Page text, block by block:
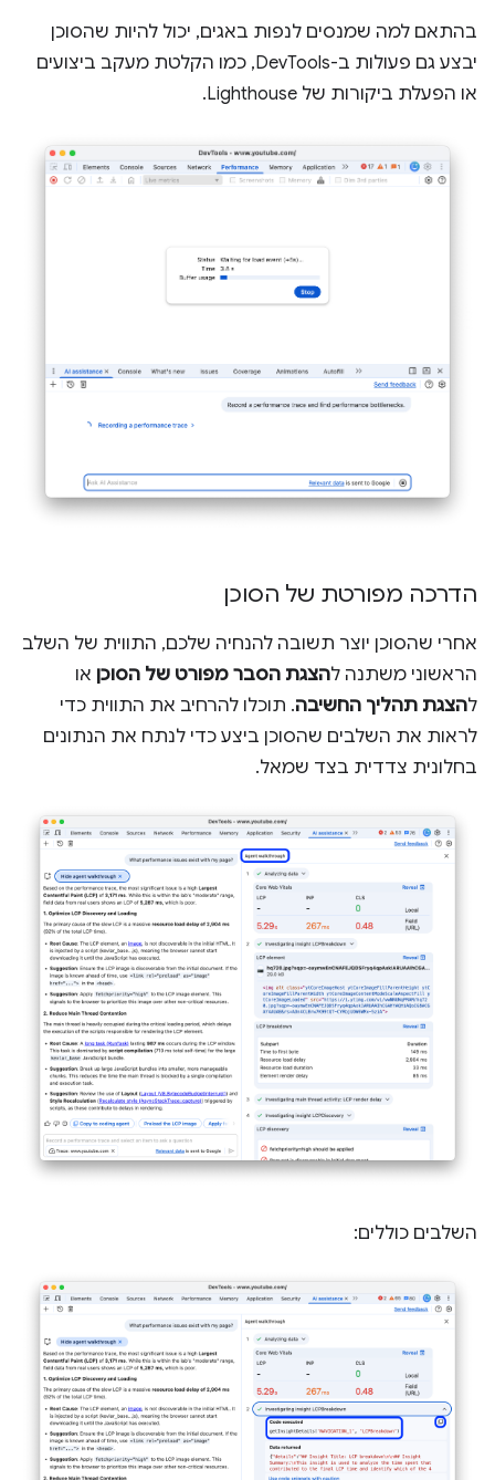
בהתאם למה שמנסים לנפות באגים, יכול להיות שהסוכן
יבצע גם פעולות ב-DevTools, כמו הקלטת מעקב ביצועים
או הפעלת ביקורות של Lighthouse.
הדרכה מפורטת של הסוכן
אחרי שהסוכן יוצר תשובה להנחיה שלכם, התווית של השלב
הראשוני משתנה להצגת הסבר מפורט של הסוכן או
להצגת תהליך החשיבה. תוכלו להרחיב את התווית כדי
לראות את השלבים שהסוכן ביצע כדי לנתח את הנתונים
בחלונית צדדית בצד שמאל.
השלבים כוללים: